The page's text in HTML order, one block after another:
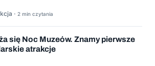
· 2 min czytania
się Noc Muzeów. Znamy pierwsze
atrakcje